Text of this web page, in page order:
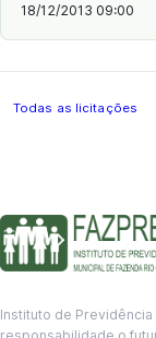
18/12/2013 09:00
Todas as licitações
Instituto de